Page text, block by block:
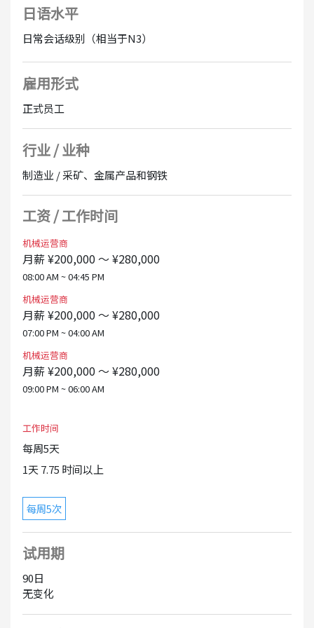
理
■ 薪水和要求
※将根据您的经验和能力做出决定
奖金：每年 2 次
工作时间：
① 日班：8:00 至 16:45
② 夜班：19:00 至 4:00
③ 夜班：21:00 至 6:00
・有夜班津贴
当我想珍惜自己的私生活时，我可以准时回家
假期
每周休息2天（周六和周日不营业 ※根据公司日历）
带薪休假也很容易
我联系。
■ 可以申请的人
・能用日语进行日常对话的人
・认真想长期工作的人
・喜欢学习新事物的人
・即使你没有经验也没关系
我们是一家广岛县的公司。如果你住得很远，别担心
[关于面试]
・第一次面试时，让我们在网络（智能手机或电脑）上交
谈
・我会开车去车站接你
[关于生活]
・也有员工在公司附近租用公寓。
可转正 在线面试OK
日语水平
日常会话级别（相当于N3）
雇用形式
正式员工
行业 / 业种
制造业 / 采矿、金属产品和钢铁
工资 / 工作时间
机械运营商
月薪 ¥200,000 ～ ¥280,000
08:00 AM ~ 04:45 PM
机械运营商
月薪 ¥200,000 ～ ¥280,000
07:00 PM ~ 04:00 AM
机械运营商
月薪 ¥200,000 ～ ¥280,000
09:00 PM ~ 06:00 AM
工作时间
每周5天
1天 7.75 时间以上
每周5次
试用期
90日
无变化